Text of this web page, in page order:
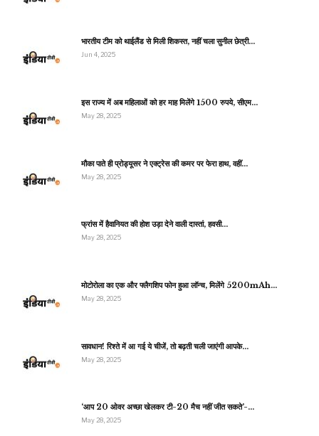
भारतीय टीम को थाईलैंड से मिली शिकस्त, नहीं चला सुनील छेत्री…
Jun 4, 2025
इस राज्य में अब महिलाओं को हर माह मिलेंगे 1500 रुपये, सीएम…
May 28, 2025
मौका पाते ही प्रोड्यूसर ने एक्ट्रेस की कमर पर फेरा हाथ, वहीं…
May 28, 2025
फ्रांस में हैवानियत की होश उड़ा देने वाली दास्तां, हवसी…
May 28, 2025
मोटोरोला का एक और फ्लैगशिप फोन हुआ लॉन्च, मिलेंगे 5200mAh…
May 28, 2025
सावधान! रिश्ते में आ गई ये चीजें, तो बढ़ती चली जाएंगी आपके…
May 28, 2025
‘आप 20 ओवर अच्छा खेलकर टी-20 मैच नहीं जीत सकते’-…
May 28, 2025